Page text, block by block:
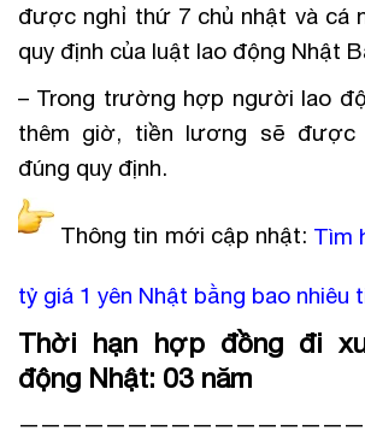
được nghỉ thứ 7 chủ nhật và cá
quy định của luật lao động Nhật
– Trong trường hợp người lao
thêm giờ, tiền lương sẽ được
đúng quy định.
Thông tin mới cập nhật: Tìm
tỷ giá 1 yên Nhật bằng bao nhiêu
Thời hạn hợp đồng đi
động Nhật: 03 năm